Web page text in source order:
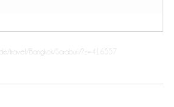
travel/Bangkok/Saraburi/?z=416557